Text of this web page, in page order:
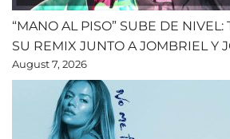
“MANO AL PISO” SUBE DE NIVEL:
SU REMIX JUNTO A JOMBRIEL Y
August 7, 2026